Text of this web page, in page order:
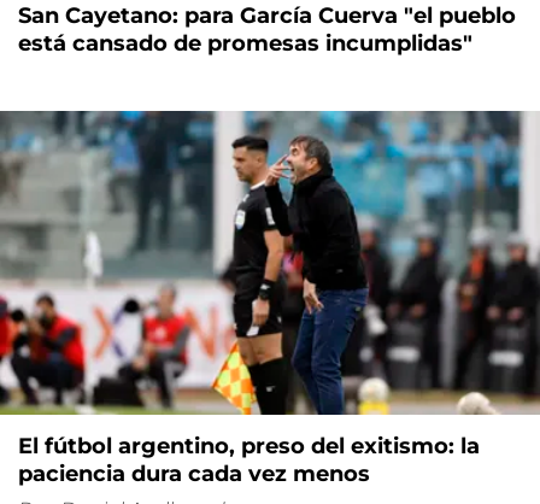
San Cayetano: para García Cuerva "el pueblo
está cansado de promesas incumplidas"
El fútbol argentino, preso del exitismo: la
paciencia dura cada vez menos